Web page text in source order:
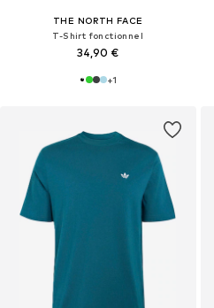
THE NORTH FACE
T-Shirt fonctionnel
34,90 €
+1